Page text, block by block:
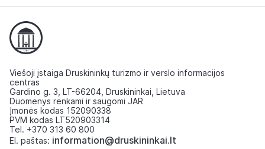
Viešoji įstaiga Druskininkų turizmo ir verslo informacijos
centras
Gardino g. 3, LT-66204, Druskininkai, Lietuva
Duomenys renkami ir saugomi JAR
Įmonės kodas 152090338
PVM kodas LT520903314
Tel. +370 313 60 800
El. paštas: information@druskininkai.lt